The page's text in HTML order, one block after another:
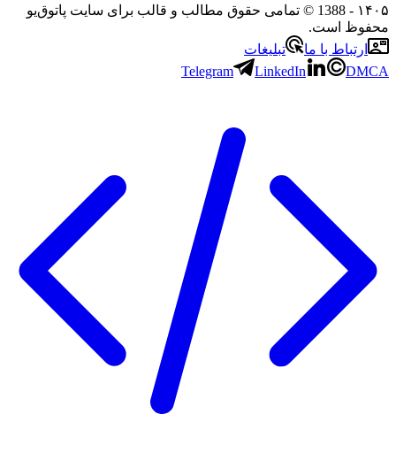
۱۴۰۵
- 1388 © تمامی حقوق مطالب و قالب برای سایت پاتوق‌یو
محفوظ است.
ارتباط با ما
تبلیغات
Telegram
LinkedIn DMCA